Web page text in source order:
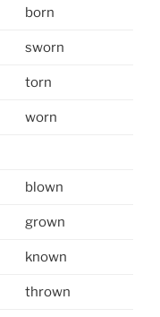
born
sworn
torn
worn
blown
grown
known
thrown